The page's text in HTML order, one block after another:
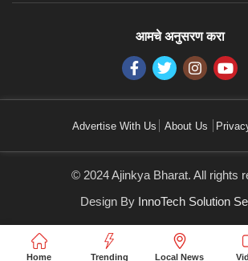
आमचे अनुसरण करा
Advertise With Us About Us
© 2024 Ajinkya Bharat. All rights
Design By InnoTech Solution
Home Trending Local News